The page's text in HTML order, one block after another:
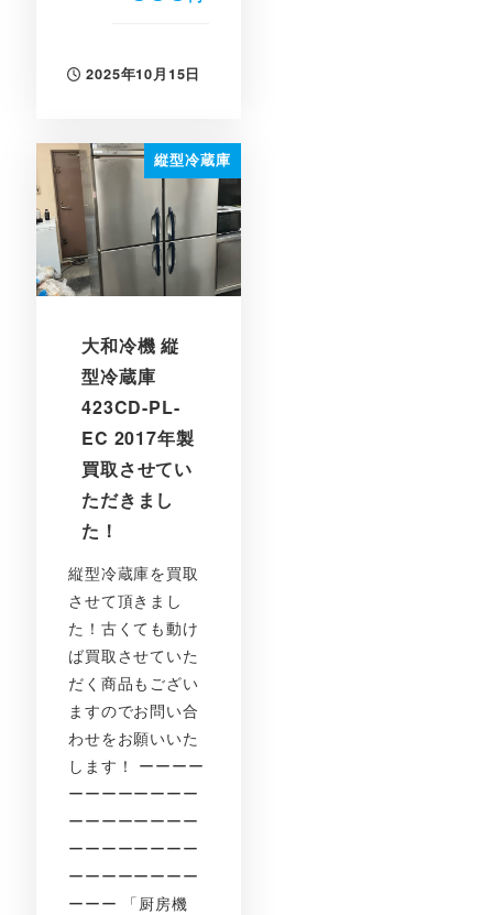
投稿日
2025年10月15日
縦型冷蔵庫
大和冷機 縦
型冷蔵庫
423CD-PL-
EC 2017年製
買取させてい
ただきまし
た！
縦型冷蔵庫を買取
させて頂きまし
た！古くても動け
ば買取させていた
だく商品もござい
ますのでお問い合
わせをお願いいた
します！ ーーーー
ーーーーーーーー
ーーーーーーーー
ーーーーーーーー
ーーーーーーーー
ーーー 「厨房機